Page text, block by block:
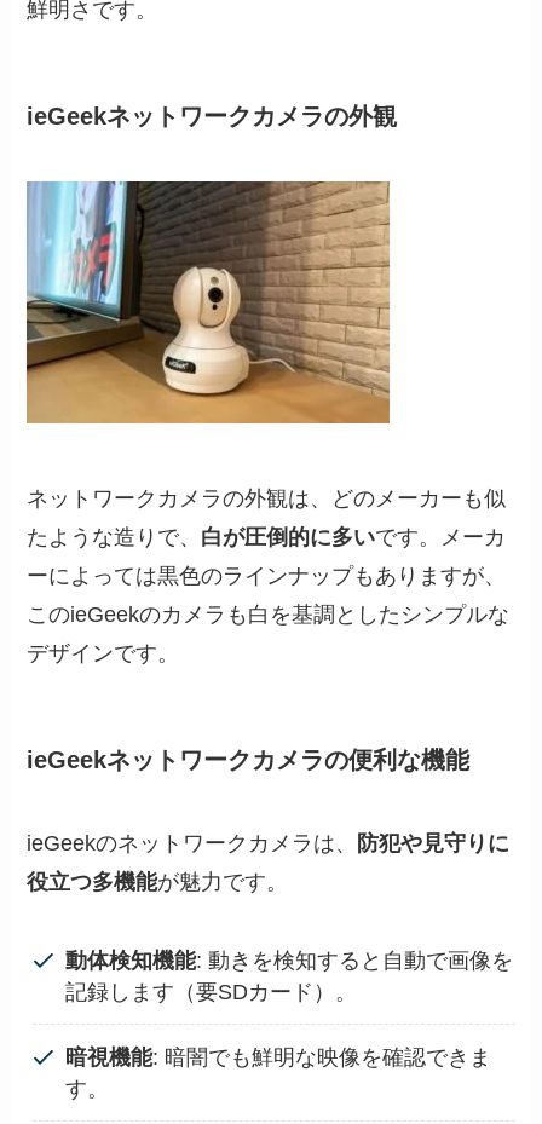
鮮明さです。
ieGeekネットワークカメラの外観
ネットワークカメラの外観は、どのメーカーも似
たような造りで、 白が圧倒的に多いです。メーカ
ーによっては黒色のラインナップもありますが、
このieGeekのカメラも白を基調としたシンプルな
デザインです。
ieGeekネットワークカメラの便利な機能
ieGeekのネットワークカメラは、
防犯や見守りに
役立つ多機能が魅力です。
動体検知機能: 動きを検知すると自動で画像を
記録します（要SDカード）。
暗視機能: 暗闇でも鮮明な映像を確認できま
す。